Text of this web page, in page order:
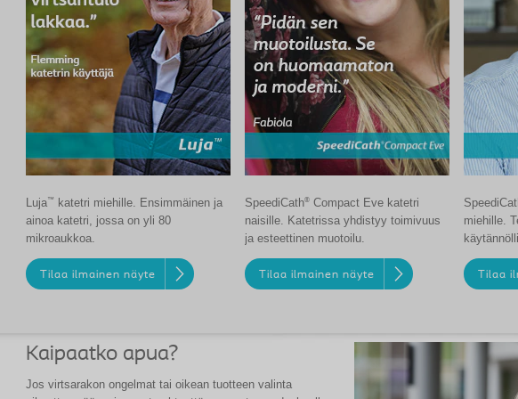
Luja™
katetri miehille. Ensimmäinen ja
ainoa katetri, jossa on yli 80
mikroaukkoa.
Tilaa ilmainen näyte
SpeediCath® Compact Eve katetri
naisille. Katetrissa yhdistyy toimivuus
ja esteettinen muotoilu.
Tilaa ilmainen näyte
miehille.
Tilaa
Kaipaatko apua?
Jos virtsarakon ongelmat tai oikean tuotteen valinta